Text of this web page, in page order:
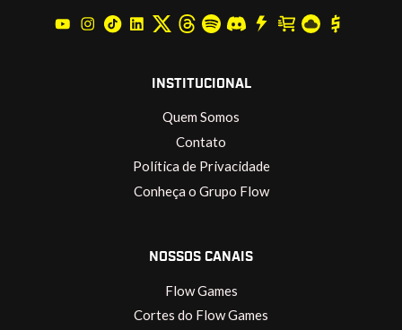
INSTITUCIONAL
Quem Somos
Contato
Política de Privacidade
Conheça o Grupo Flow
NOSSOS CANAIS
Flow Games
Cortes do Flow Games